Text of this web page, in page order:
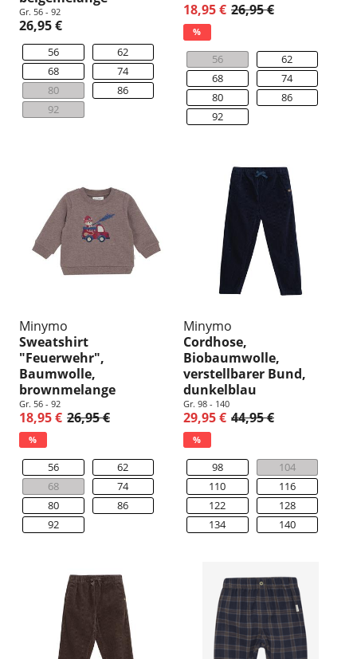
Gr. 56 - 92
26,95 €
56
62
68
74
80
86
92
18,95 € 26,95 €
%
56
62
68
74
80
86
92
Minymo
Sweatshirt
"Feuerwehr",
Baumwolle,
brownmelange
Gr. 56 - 92
18,95 € 26,95 €
%
56
62
68
74
80
86
92
Minymo
Cordhose,
Biobaumwolle,
verstellbarer Bund,
dunkelblau
Gr. 98 - 140
29,95 € 44,95 €
%
98
104
110
116
122
128
134
140